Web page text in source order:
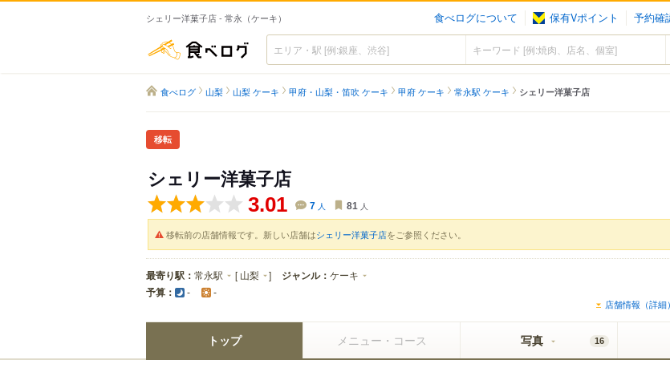
シェリー洋菓子店 - 常永（ケーキ） 食べログについて 保有Vポイント 予約確
食べログ
食べログ 山梨 山梨 ケーキ 甲府・山梨・笛吹 ケーキ 甲府 ケーキ 常永駅 ケーキ シェリー洋菓子店
移転
シェリー洋菓子店
3.01 7 人 81 人
移転前の店舗情報です。新しい店舗はシェリー洋菓子店をご参照ください。
最寄り駅： 常永駅 [ 山梨 ] ジャンル： ケーキ
予算： - -
店舗情報（詳細）
トップ メニュー・コース 写真 16